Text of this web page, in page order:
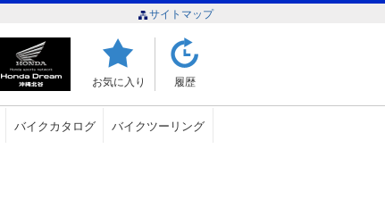
サイトマップ
お気に入り 履歴
バイクカタログ バイクツーリング